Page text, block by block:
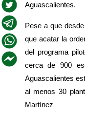
Aguascalientes.
Pese a que
que acatar la
del programa
cerca de 900
Aguascalientes
al menos 30
Martínez